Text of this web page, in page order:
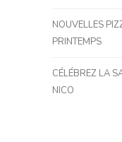
NOUVELLES
PRINTEMPS
CÉLÉBREZ LA
NICO